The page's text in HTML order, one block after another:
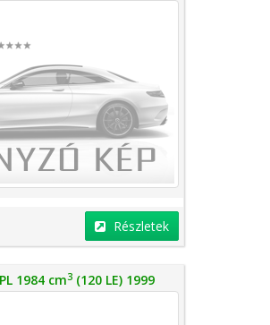
Részletek
1984 cm3(120 LE) 1999